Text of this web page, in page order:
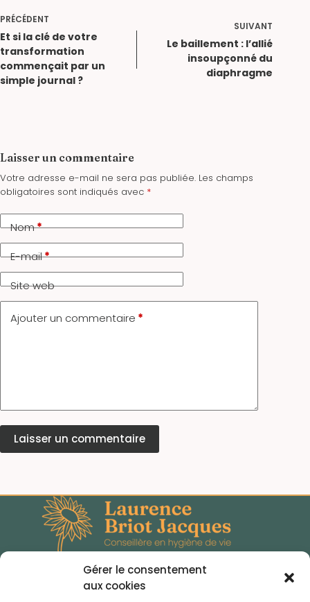
Gérer le consentement
aux cookies
PRÉCÉDENT
Et si la clé de votre
transformation
commençait par un
simple journal ?
SUIVANT
Le baillement : l’allié
insoupçonné du
diaphragme
Laisser un commentaire
Votre adresse e-mail ne sera pas publiée. Les champs
obligatoires sont indiqués avec *
Nom*
E-mail*
Site web
Ajouter un commentaire *
Laisser un commentaire
@_mosaiquefood